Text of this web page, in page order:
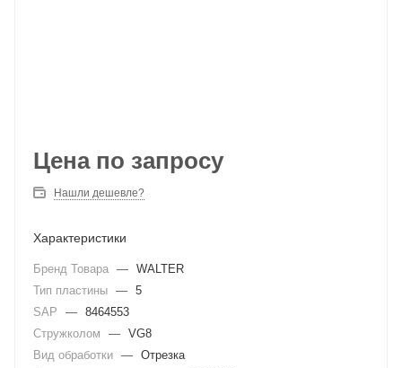
Цена по запросу
Нашли дешевле?
Характеристики
Бренд Товара — WALTER
Тип пластины — 5
SAP
— 8464553
Стружколом
— VG8
Вид обработки — Отрезка